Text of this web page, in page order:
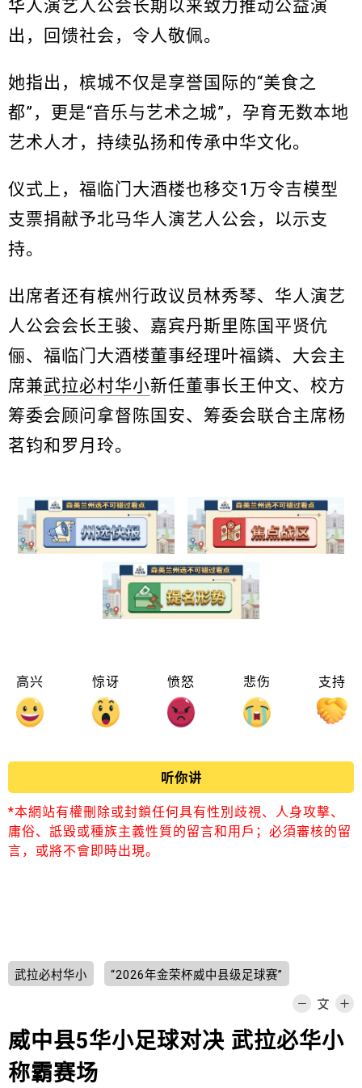
华人演艺人公会长期以来致力推动公益演
出，回馈社会，令人敬佩。
她指出，槟城不仅是享誉国际的“美食之
都”，更是“音乐与艺术之城”，孕育无数本地
艺术人才，持续弘扬和传承中华文化。
仪式上，福临门大酒楼也移交1万令吉模型
支票捐献予北马华人演艺人公会，以示支
持。
出席者还有槟州行政议员林秀琴、华人演艺
人公会会长王骏、嘉宾丹斯里陈国平贤伉
俪、福临门大酒楼董事经理叶福鏻、大会主
席兼武拉必村华小新任董事长王仲文、校方
筹委会顾问拿督陈国安、筹委会联合主席杨
茗钧和罗月玲。
高兴 惊讶 愤怒 悲伤 支持
听你讲
*本網站有權刪除或封鎖任何具有性別歧視、人身攻擊、
庸俗、詆毀或種族主義性質的留言和用戶；必須審核的留
言，或將不會即時出現。
武拉必村华小 “2026年金荣杯威中县级足球赛”
威中县5华小足球对决 武拉必华小
称霸赛场